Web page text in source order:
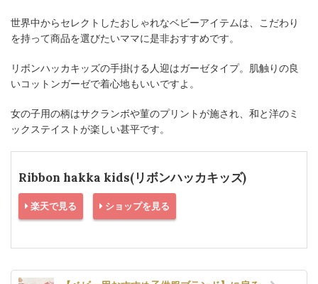
世界中からセレクトしたおしゃれなベビーアイテムは、こだわり
を持って商品を選びたいママに是非おすすめです。
リボンハッカキッズの手掛ける人迎はガーゼタイプ。肌触りの良
いコットンガーゼで着心地もいいですよ。
女の子用の柄はサクランボや菫のプリントが施され、和と洋のミ
ックステイストが楽しい甚平です。
Ribbon hakka kids(リボンハッカキッズ)
楽天で見る ショップを見る